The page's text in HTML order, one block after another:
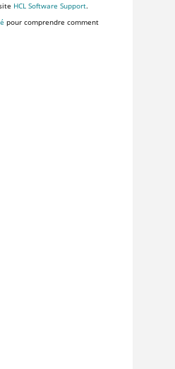
HCL Software Support.
pour comprendre comment